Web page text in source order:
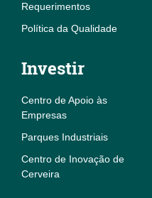
Requerimentos
Política da Qualidade
Investir
Centro de Apoio às
Empresas
Parques Industriais
Centro de Inovação de
Cerveira